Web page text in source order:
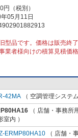
（税別）
05月11日
型品です。価格は販売終
業者様向けの積算見積価
42MA （ 空調管理システ
（ 店舗・事務所
室内 ）
ERMP80HA10 （ 店舗・